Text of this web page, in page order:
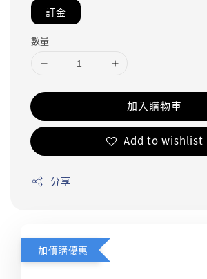
訂金
數量
加入購物車
Add to wishlist
分享
加價購優惠